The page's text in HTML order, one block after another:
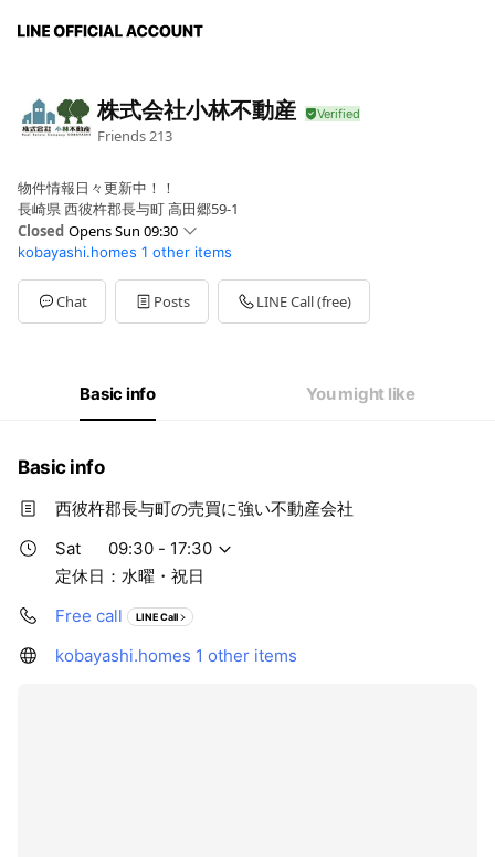
株式会社小林不動産
Friends 213
物件情報日々更新中！！
長崎県 西彼杵郡長与町 高田郷59-1
Closed Opens Sun 09:30
Sun09:30 - 17:30
Mon09:30 - 17:30
Tue09:30 - 17:30
WedClosed
09:30 - 17:30
定休日：水曜・祝日
kobayashi.homes 1 other items
Chat Posts LINE Call (free)
Basic info You might like
Basic info
西彼杵郡長与町の売買に強い不動産会社
Sat
09:30 - 17:30
定休日：水曜・祝日
Free call
LINE Call
kobayashi.homes 1 other items